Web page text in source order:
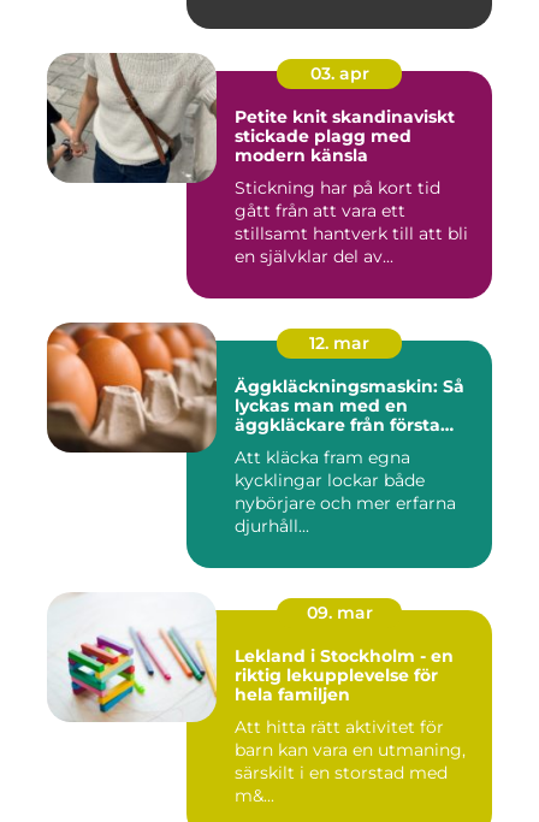
03. apr
Petite knit skandinaviskt
stickade plagg med
modern känsla
Stickning har på kort tid
gått från att vara ett
stillsamt hantverk till att bli
en självklar del av...
12. mar
Äggkläckningsmaskin: Så
lyckas man med en
äggkläckare från första
Att kläcka fram egna
kycklingar lockar både
nybörjare och mer erfarna
djurhåll...
09. mar
Lekland i Stockholm - en
riktig lekupplevelse för
hela familjen
Att hitta rätt aktivitet för
barn kan vara en utmaning,
särskilt i en storstad med
m&...